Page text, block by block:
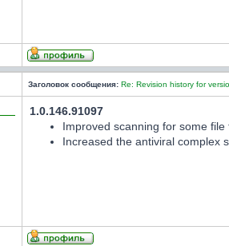
Заголовок сообщения: Re: Revision history for
1.0.146.91097
Improved scanning for some file
Increased the antiviral complex